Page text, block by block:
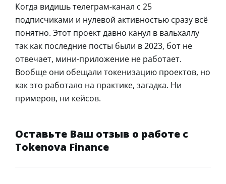
Когда видишь телеграм-канал с 25
подписчиками и нулевой активностью сразу всё
понятно. Этот проект давно канул в вальхаллу
так как последние посты были в 2023, бот не
отвечает, мини-приложение не работает.
Вообще они обещали токенизацию проектов, но
как это работало на практике, загадка. Ни
примеров, ни кейсов.
Оставьте Ваш отзыв о работе с
Tokenova Finance